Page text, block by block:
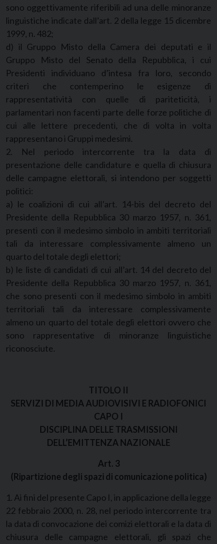
sono oggettivamente riferibili ad una delle minoranze
linguistiche indicate dall’art. 2 della legge 15 dicembre
1999, n. 482;
d) il Gruppo Misto della Camera dei deputati e il
Gruppo Misto del Senato della Repubblica, i cui
Presidenti individuano d’intesa fra loro, secondo
criteri che contemperino le esigenze di
rappresentatività con quelle di pariteticità, i
parlamentari non facenti parte delle forze politiche di
cui alle lettere precedenti, che di volta in volta
rappresentano i Gruppi medesimi.
2. Nel periodo intercorrente tra la data di
presentazione delle candidature e quella di chiusura
delle campagne elettorali, si intendono per soggetti
politici:
a) le coalizioni di cui all’art. 14-bis del decreto del
Presidente della Repubblica 30 marzo 1957, n. 361,
presenti con il medesimo simbolo in ambiti territoriali
tali da interessare complessivamente almeno un
quarto del totale degli elettori;
b) le liste di candidati di cui all’art. 14 del decreto del
Presidente della Repubblica 30 marzo 1957, n. 361,
che sono presenti con il medesimo simbolo in ambiti
territoriali tali da interessare complessivamente
almeno un quarto del totale degli elettori ovvero che
sono rappresentative di minoranze linguistiche
riconosciute.
TITOLO II
SERVIZI DI MEDIA AUDIOVISIVI E RADIOFONICI
CAPO I
DISCIPLINA DELLE TRASMISSIONI
DELL’EMITTENZA NAZIONALE
Art. 3
(Ripartizione degli spazi di comunicazione politica)
1. Ai fini del presente Capo I, in applicazione della legge
22 febbraio 2000, n. 28, nel periodo intercorrente tra
la data di convocazione dei comizi elettorali e la data di
chiusura delle campagne elettorali, gli spazi che